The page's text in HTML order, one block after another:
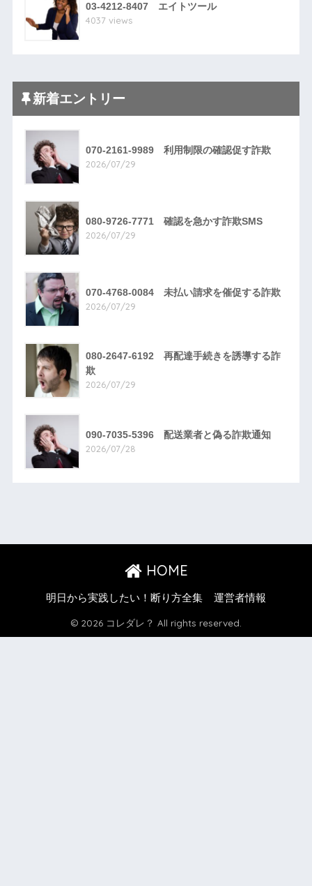
03-4212-8407 エイトツール
4037 views
新着エントリー
070-2161-9989 利用制限の確認促す詐欺
2026/07/29
080-9726-7771 確認を急かす詐欺SMS
2026/07/29
070-4768-0084 未払い請求を催促する詐欺
2026/07/29
080-2647-6192 再配達手続きを誘導する詐
欺
2026/07/29
090-7035-5396 配送業者と偽る詐欺通知
2026/07/28
HOME
明日から実践したい！断り方全集 運営者情報
© 2026 コレダレ？ All rights reserved.